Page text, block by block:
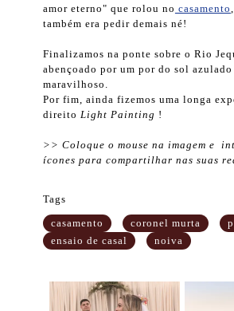
amor eterno" que rolou no casamento
também era pedir demais né!
Finalizamos na ponte sobre o Rio
abençoado por um por do sol
maravilhoso.
Por fim, ainda fizemos uma longa
direito Light Painting !
>> Coloque o mouse na imagem e
ícones para compartilhar nas suas
Tags
casamento
coronel murta
ensaio de casal
noiva